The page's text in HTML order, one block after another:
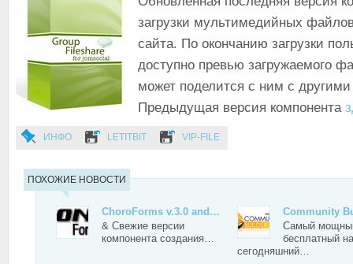
загрузки мультимедийных
сайта. По окончанию загрузки
доступно превью загружаемого
может поделится с ним с
Предыдущая версия компонента
ИНФО LETITBIT VIP-FILE
ПОХОЖИЕ НОВОСТИ
ChoroForms v.3.0 and…
& Свежие версии
компонента создания…
Community
Самый
бесплатный на
сегодняшний…